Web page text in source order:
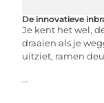
De innovatieve
Je kent het wel,
draaien als je
uitziet, ramen
...